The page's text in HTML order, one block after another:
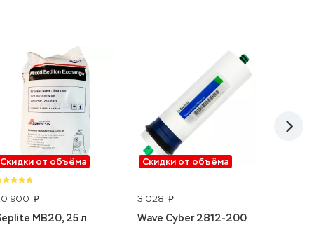
Скидки от объёма
900 p
MB20, 25 л
Скидки от объёма
3 028 p
Wave Cyber 2812-200